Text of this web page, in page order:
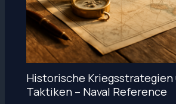
Historische Kriegsstrategien
Taktiken – Naval Reference